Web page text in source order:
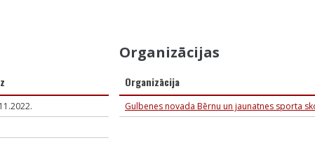
Organizācijas
Organizācija
Gulbenes novada Bērnu un jaunatnes sporta